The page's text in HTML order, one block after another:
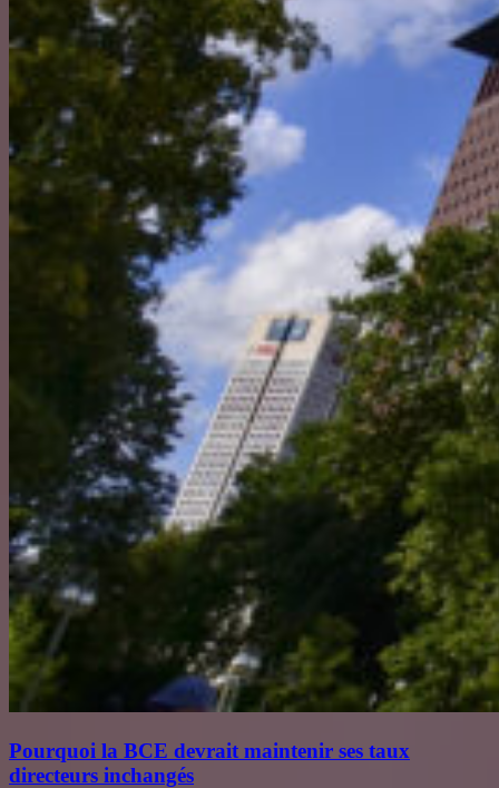
Pourquoi la BCE devrait maintenir ses taux
directeurs inchangés